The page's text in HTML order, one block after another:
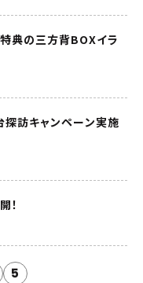
典の三方背BOXイラ
探訪キャンペーン実施
！
5